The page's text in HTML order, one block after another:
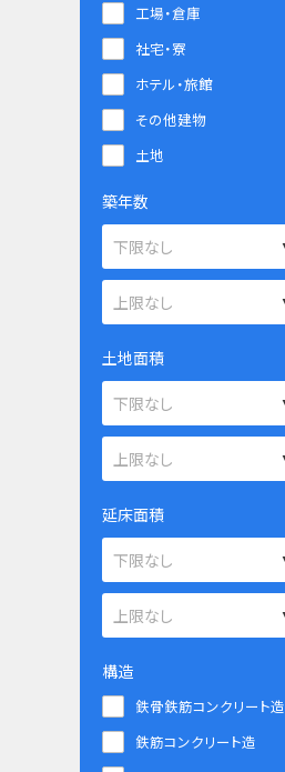
工場・倉庫
社宅・寮
ホテル・旅館
その他建物
土地
築年数
土地面積
延床面積
構造
鉄骨鉄筋コンクリート造
鉄筋コンクリート造